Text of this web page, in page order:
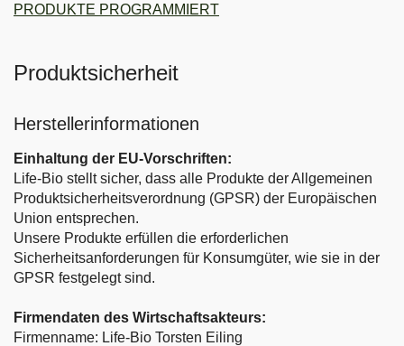
PRODUKTE PROGRAMMIERT
Produktsicherheit
Herstellerinformationen
Einhaltung der EU-Vorschriften:
Life-Bio stellt sicher, dass alle Produkte der Allgemeinen
Produktsicherheitsverordnung (GPSR) der Europäischen
Union entsprechen.
Unsere Produkte erfüllen die erforderlichen
Sicherheitsanforderungen für Konsumgüter, wie sie in der
GPSR festgelegt sind.
Firmendaten des Wirtschaftsakteurs:
Firmenname: Life-Bio Torsten Eiling